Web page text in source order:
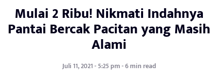
Mulai 2 Ribu! Nikmati Indahnya
Pantai Bercak Pacitan yang Masih
Alami
Juli 11, 2021 - 5:25 pm - 6 min read